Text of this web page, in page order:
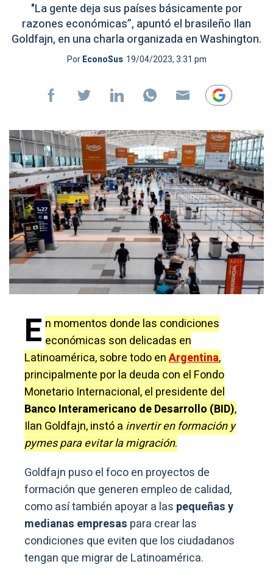
"La gente deja sus países básicamente por
razones económicas”, apuntó el brasileño Ilan
Goldfajn, en una charla organizada en Washington.
PorEconoSus 19/04/2023, 3:31 pm
E n momentos donde las condiciones
económicas son delicadas en
Latinoamérica, sobre todo enArgentina,
principalmente por la deuda con el Fondo
Monetario Internacional, el presidente del
Banco Interamericano de Desarrollo (BID),
Ilan Goldfajn, instó a invertir en formación y
pymes para evitar la migración.
Goldfajn puso el foco en proyectos de
formación que generen empleo de calidad,
como así también apoyar a las pequeñas y
medianas empresas para crear las
condiciones que eviten que los ciudadanos
tengan que migrar de Latinoamérica.